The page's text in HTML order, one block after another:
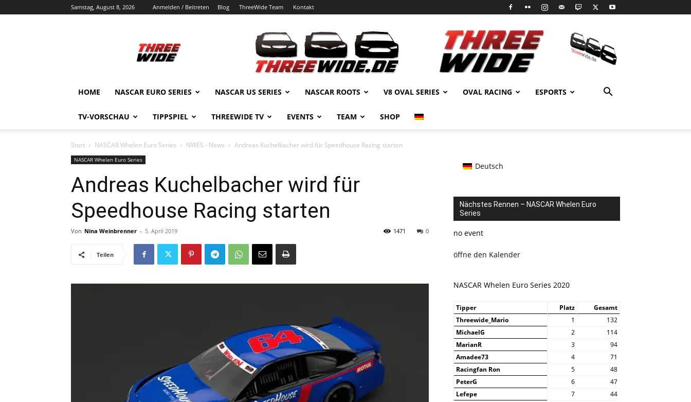
Samstag, August 8, 2026 Anmelden / Beitreten Blog ThreeWide Team Kontakt
HOME NASCAR EURO SERIES NASCAR US SERIES NASCAR ROOTS V8 OVAL SERIES OVAL RACING ESPORTS
TV-VORSCHAU TIPPSPIEL THREEWIDE TV EVENTS TEAM SHOP
Start NASCAR Whelen Euro Series NWES - News Andreas Kuchelbacher wird für Speedhouse Racing starten
NASCAR Whelen Euro Series
Andreas Kuchelbacher wird für
Speedhouse Racing starten
Von Nina Weinbrenner - 5. April 2019 0
1471
Teilen
Deutsch
Nächstes Rennen – NASCAR Whelen Euro
Series
no event
öffne den Kalender
NASCAR Whelen Euro Series 2020
Tipper Platz
Gesamt
Threewide_Mario
1
132
MichaelG
2
114
MarianR
3
94
Amadee73
4
71
Racingfan Ron
5
48
PeterG
6
47
Lefepe
7
44